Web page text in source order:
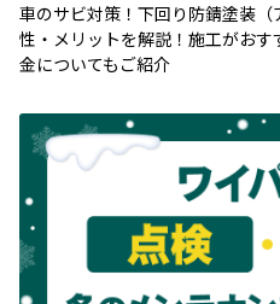
車のサビ対策！下回り防錆塗装
性・メリットを解説！施工がお
金についてもご紹介